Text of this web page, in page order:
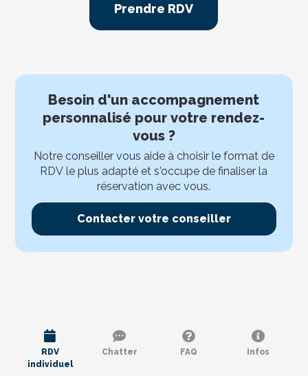
Prendre RDV
Besoin d'un accompagnement
personnalisé pour votre rendez-
vous ?
Notre conseiller vous aide à choisir le format de
RDV le plus adapté et s'occupe de finaliser la
réservation avec vous.
Contacter votre conseiller
RDV
individuel
Chatter FAQ Infos